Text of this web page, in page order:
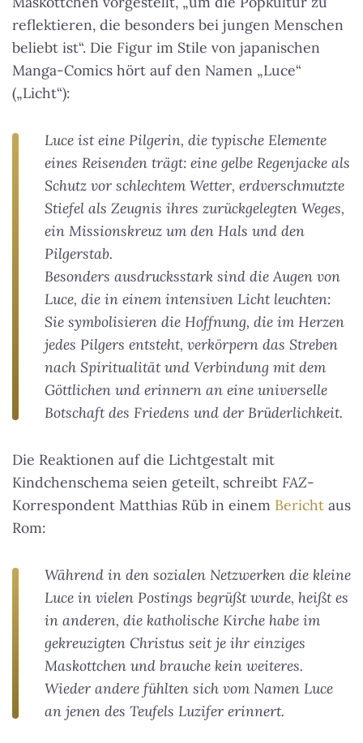
reflektieren, die besonders bei jungen Menschen
beliebt ist“. Die Figur im Stile von japanischen
Manga-Comics hört auf den Namen „Luce“
(„Licht“):
Luce ist eine Pilgerin, die typische Elemente
eines Reisenden trägt: eine gelbe Regenjacke als
Schutz vor schlechtem Wetter, erdverschmutzte
Stiefel als Zeugnis ihres zurückgelegten Weges,
ein Missionskreuz um den Hals und den
Pilgerstab.
Besonders ausdrucksstark sind die Augen von
Luce, die in einem intensiven Licht leuchten:
Sie symbolisieren die Hoffnung, die im Herzen
jedes Pilgers entsteht, verkörpern das Streben
nach Spiritualität und Verbindung mit dem
Göttlichen und erinnern an eine universelle
Botschaft des Friedens und der Brüderlichkeit.
Die Reaktionen auf die Lichtgestalt mit
Kindchenschema seien geteilt, schreibt FAZ-
Korrespondent Matthias Rüb in einem Bericht aus
Rom:
Während in den sozialen Netzwerken die kleine
Luce in vielen Postings begrüßt wurde, heißt es
in anderen, die katholische Kirche habe im
gekreuzigten Christus seit je ihr einziges
Maskottchen und brauche kein weiteres.
Wieder andere fühlten sich vom Namen Luce
an jenen des Teufels Luzifer erinnert.